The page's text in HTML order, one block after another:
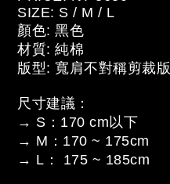
SIZE: S / M / L
顏色: 黑色
材質: 純棉
版型: 寬肩不對稱剪裁版
尺寸建議：
→ S：170 cm以下
→ M：170 ~ 175cm
→ L： 175 ~ 185cm